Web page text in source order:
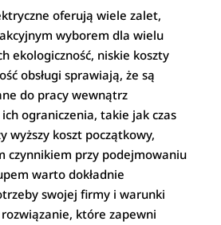
oferują wiele zalet,
wyborem dla wielu
ekologiczność, niskie koszty
obsługi sprawiają, że są
do pracy wewnątrz
ograniczenia, takie jak czas
wyższy koszt początkowy,
czynnikiem przy podejmowaniu
warto dokładnie
swojej firmy i warunki
które zapewni